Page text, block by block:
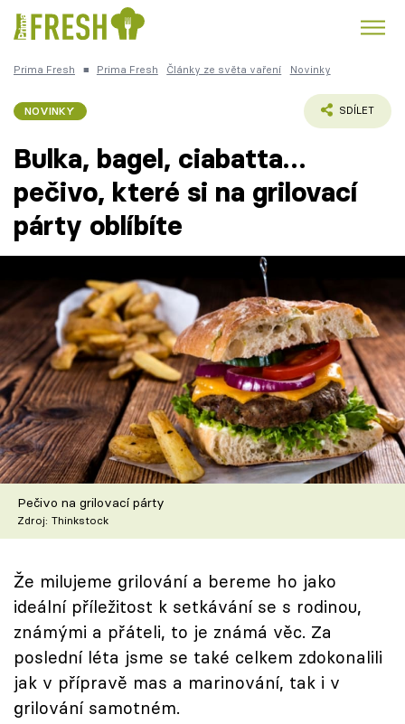
Česká kuchyně
Témata
Recepty
Články
TV Program
Škola vaření
Recepty z TV
Speciál: Cuketa
Sledujte prima+
Přihlášení
Prima Fresh ■ Prima Fresh Články ze světa vaření Novinky
NOVINKY SDÍLET
Bulka, bagel, ciabatta…
pečivo, které si na grilovací
párty oblíbíte
Pečivo na grilovací párty
Zdroj: Thinkstock
Že milujeme grilování a bereme ho jako
ideální příležitost k setkávání se s rodinou,
známými a přáteli, to je známá věc. Za
poslední léta jsme se také celkem zdokonalili
jak v přípravě mas a marinování, tak i v
grilování samotném.